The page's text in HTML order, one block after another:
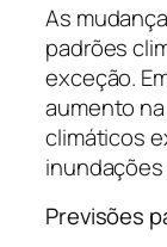
As
padrões
exceção.
aumento
climáticos
inundações
Previsões